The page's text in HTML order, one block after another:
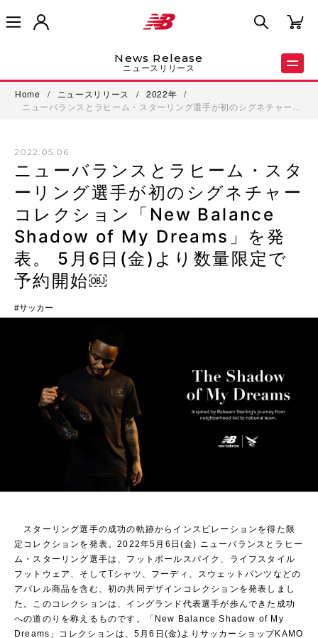
News Release
ニュースリリース
Home / ニュースリリース / 2022年
/
ニューバランスとラヒーム・スターリング選手が初のシグネチャー…
2022.05.06
ニューバランスとラヒーム・スタ
ーリング選手が初のシグネチャー
コレクション「New Balance
Shadow of My Dreams」を発
表。 5月6日(金)より数量限定で
予約開始￼
サッカー
スターリング選手の成功の軌跡からインスピレーションを得た限
定コレクションを発表。2022年5月6日(金) ニューバランスとラヒー
ム・スターリング選手は、フットボールスパイク、ライフスタイル
フットウェア、そしてTシャツ、フーディ、スウェットパンツなどの
アパレル商品を含む、初の共同デザインコレクションを発表しまし
た。このコレクションは、イングランド代表選手が歩んできた成功
への道のりを称えるものです。「New Balance Shadow of My
Dreams」コレクションは、5月6日(金)よりサッカーショップKAMO